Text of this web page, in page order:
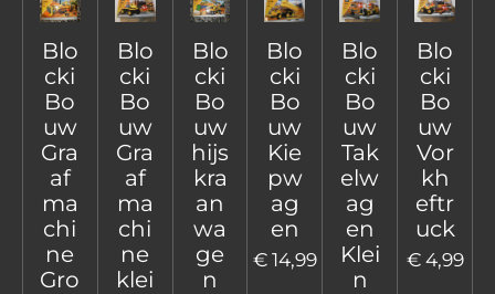
Blo
cki
Bo
uw
Gra
af
ma
chi
ne
Gro
Blo
cki
Bo
uw
Gra
af
ma
chi
ne
klei
Blo
cki
Bo
uw
hijs
kra
an
wa
ge
n
Blo
cki
Bo
uw
Kie
pw
ag
en
€ 14,99
Blo
cki
Bo
uw
Tak
elw
ag
en
Klei
n
Blo
cki
Bo
uw
Vor
kh
eftr
uck
€ 4,99